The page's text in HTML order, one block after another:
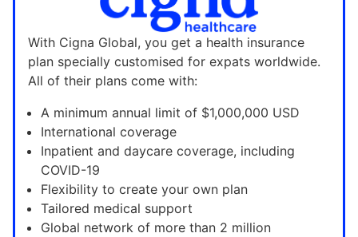
With Cigna Global, you get a health insurance
plan specially customised for expats worldwide.
All of their plans come with:
A minimum annual limit of $1,000,000 USD
International coverage
Inpatient and daycare coverage, including
COVID-19
Flexibility to create your own plan
Tailored medical support
Global network of more than 2 million